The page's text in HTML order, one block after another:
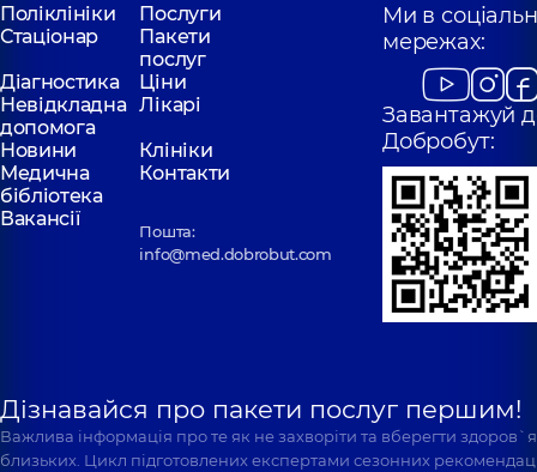
Поліклініки
Послуги
Стаціонар
Пакети
послуг
Діагностика
Ціни
Невідкладна
допомога
Лікарі
Новини
Клініки
Медична
бібліотека
Контакти
Вакансії
Пошта:
info@med.dobrobut.com
Ми в
мережах:
Завантажуй
Добробут:
Дізнавайся про пакети послуг першим!
Важлива інформація про те як не захворіти та вберегти
близьких. Цикл підготовлених експертами сезонних